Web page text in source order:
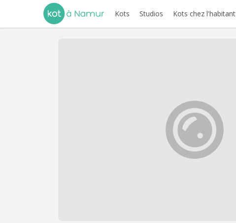
Kots Studios Kots chez l'habitant